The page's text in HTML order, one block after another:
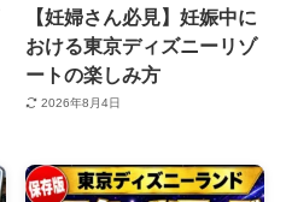
【妊婦さん必見】妊娠中に
おける東京ディズニーリゾ
ートの楽しみ方
2026年8月4日